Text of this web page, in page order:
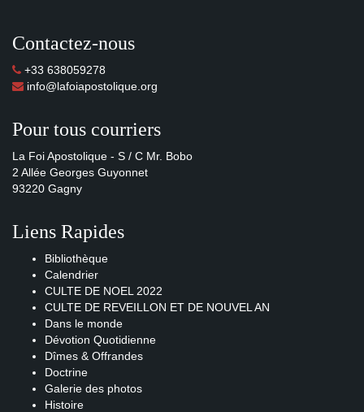
Contactez-nous
+33 638059278
info@lafoiapostolique.org
Pour tous courriers
La Foi Apostolique - S / C Mr. Bobo
2 Allée Georges Guyonnet
93220 Gagny
Liens Rapides
Bibliothèque
Calendrier
CULTE DE NOEL 2022
CULTE DE REVEILLON ET DE NOUVEL AN
Dans le monde
Dévotion Quotidienne
Dîmes & Offrandes
Doctrine
Galerie des photos
Histoire